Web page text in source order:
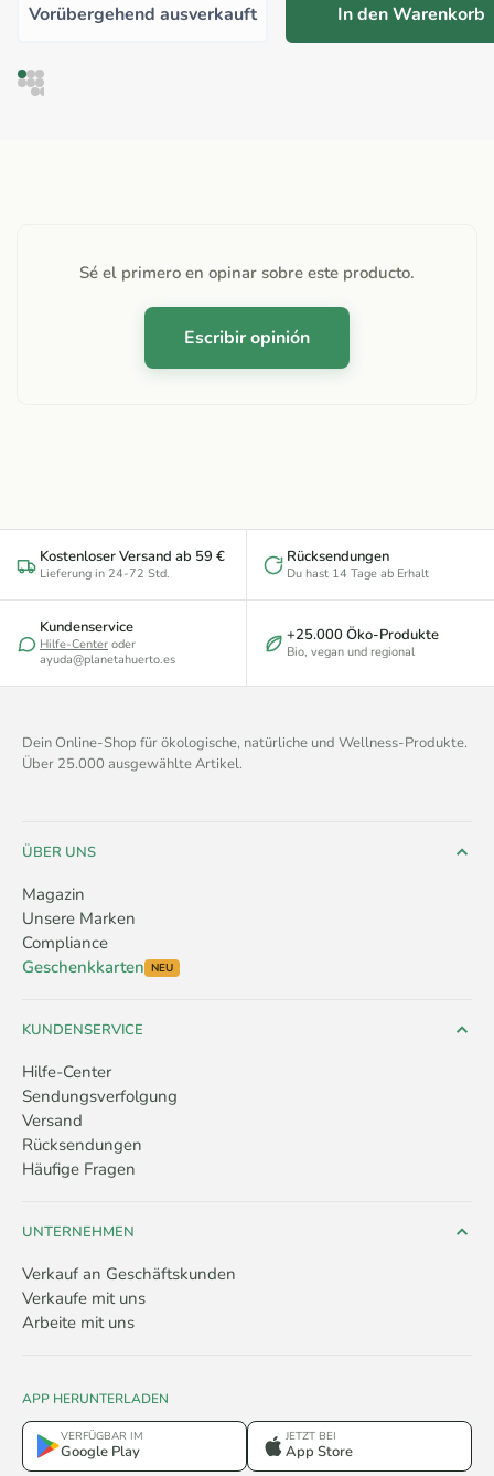
Vorübergehend ausverkauft In den Warenkorb
Sé el primero en opinar sobre este producto.
Escribir opinión
Kostenloser Versand ab 59 €
Lieferung in 24-72 Std.
Rücksendungen
Du hast 14 Tage ab Erhalt
Kundenservice
Hilfe-Center oder
ayuda@planetahuerto.es
+25.000 Öko-Produkte
Bio, vegan und regional
Dein Online-Shop für ökologische, natürliche und Wellness-Produkte.
Über 25.000 ausgewählte Artikel.
ÜBER UNS
Magazin
Unsere Marken
Compliance
Geschenkkarten NEU
KUNDENSERVICE
Hilfe-Center
Sendungsverfolgung
Versand
Rücksendungen
Häufige Fragen
UNTERNEHMEN
Verkauf an Geschäftskunden
Verkaufe mit uns
Arbeite mit uns
APP HERUNTERLADEN
VERFÜGBAR IM
Google Play
JETZT BEI
App Store